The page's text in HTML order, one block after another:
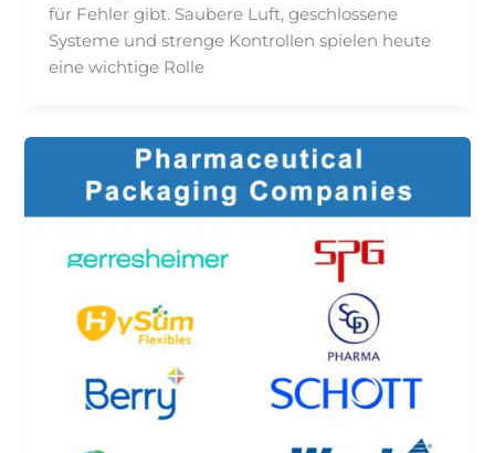
für Fehler gibt. Saubere Luft, geschlossene
Systeme und strenge Kontrollen spielen heute
eine wichtige Rolle